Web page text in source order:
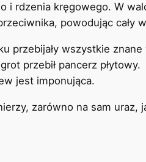
i rdzenia kręgowego. W
powodując cały
przebijały wszystkie
przebił pancerz płytowy.
jest imponująca.
zarówno na sam